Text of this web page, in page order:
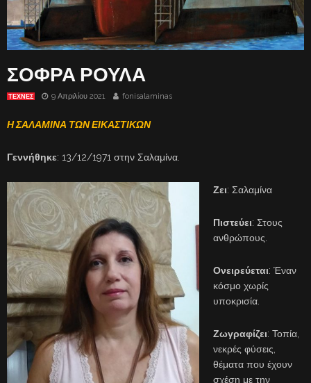
ΣΟΦΡΑ ΡΟΥΛΑ
ΤΈΧΝΕΣ 9 Απριλίου 2021 fonisalaminas
Η ΣΑΛΑΜΙΝΑ ΤΩΝ ΕΙΚΑΣΤΙΚΩΝ
Γεννήθηκε: 13/12/1971 στην Σαλαμίνα.
Ζει: Σαλαμίνα
Πιστεύει: Στους
ανθρώπους.
Ονειρεύεται: Έναν
κόσμο χωρίς
υποκρισία.
Ζωγραφίζει: Τοπία,
νεκρές φύσεις,
θέματα που έχουν
σχέση με την